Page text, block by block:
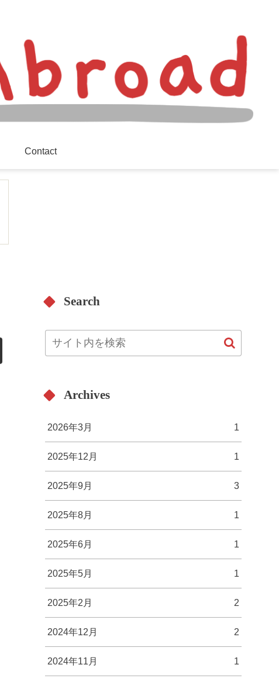
Contact
Search
Archives
2026年3月 1
2025年12月 1
2025年9月 3
2025年8月 1
2025年6月 1
2025年5月 1
2025年2月 2
2024年12月 2
2024年11月 1